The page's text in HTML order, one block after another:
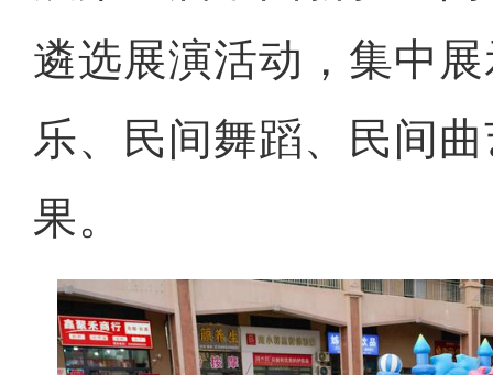
遴选展演活动，集中
乐、民间舞蹈、民间
果。